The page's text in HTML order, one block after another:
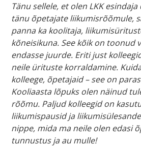
Tänu sellele, et olen LKK
tänu õpetajate liikumisrõõmule,
panna ka koolitaja,
kõneisikuna. See kõik on toonud
endasse juurde. Eriti just
neile ürituste korraldamine.
kolleege, õpetajaid – see on
Kooliaasta lõpuks olen näinud
rõõmu. Paljud kolleegid on
liikumispausid ja
nippe, mida ma neile olen edasi
tunnustus ja au mulle!